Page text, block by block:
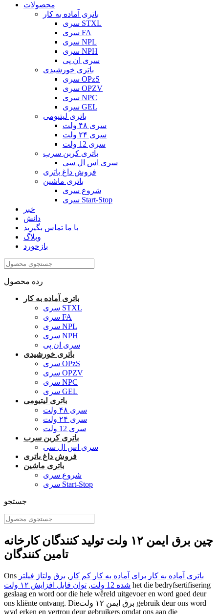
محصولات
باتری آماده به کار
سری STXL
سری FA
سری NPL
سری NPH
سری ان پی
باتری خورشیدی
سری OPzS
سری OPZV
سری NPC
سری GEL
باتری لیتیومی
سری ۴۸ ولت
سری ۲۴ ولت
سری 12 ولت
باتری کربن سرب
سری اس ال سی
فروش داغ باتری
باتری ماشین
شروع سری
سری Start-Stop
خبر
دانش
با ما تماس بگیرید
وبلاگ
بازخورد
رده محصول
باتری آماده به کار
سری STXL
سری FA
سری NPL
سری NPH
سری ان پی
باتری خورشیدی
سری OPzS
سری OPZV
سری NPC
سری GEL
باتری لیتیومی
سری ۴۸ ولت
سری ۲۴ ولت
سری 12 ولت
باتری کربن سرب
سری اس ال سی
فروش داغ باتری
باتری ماشین
شروع سری
سری Start-Stop
جستجو
چین برق ایمن ۱۲ ولت تولید کنندگان کارخانه
تامین کنندگان
Ons باتری آماده به کار برای آماده به کار کم کار , برق ولتاژ فیلتر
شده 12 ولت
, توان قابل افزایش ۱۲ ولت
het die bedryfsertifisering
geslaag en word oor die hele wêreld uitgevoer en word goed deur
ons kliënte ontvang. Dieبرق ایمن ۱۲ ولت gebruik deur ons word
wyd erken en vertrou deur gebruikers omdat ons aan die